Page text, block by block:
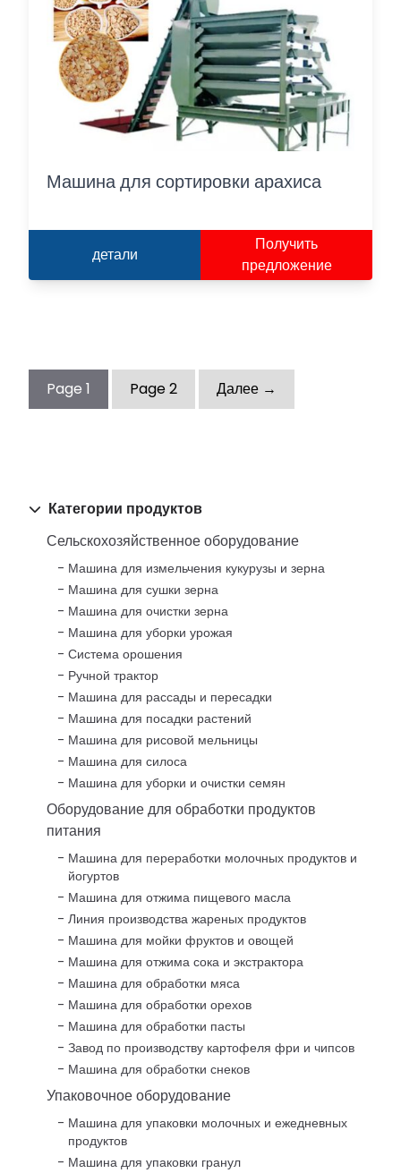
Категории продуктов
Сельскохозяйственное оборудование
Машина для измельчения кукурузы и зерна
Машина для сушки зерна
Машина для очистки зерна
Машина для уборки урожая
Система орошения
Ручной трактор
Машина для рассады и пересадки
Машина для посадки растений
Машина для рисовой мельницы
Машина для силоса
Машина для уборки и очистки семян
Оборудование для обработки продуктов
питания
Машина для переработки молочных продуктов и
йогуртов
Машина для отжима пищевого масла
Линия производства жареных продуктов
Машина для мойки фруктов и овощей
Машина для отжима сока и экстрактора
Машина для обработки мяса
Машина для обработки орехов
Машина для обработки пасты
Завод по производству картофеля фри и чипсов
Машина для обработки снеков
Упаковочное оборудование
Машина для упаковки молочных и ежедневных
продуктов
Машина для упаковки гранул
Машина для сортировки арахиса
детали
Получить
предложение
Page 1 Page2 Далее →